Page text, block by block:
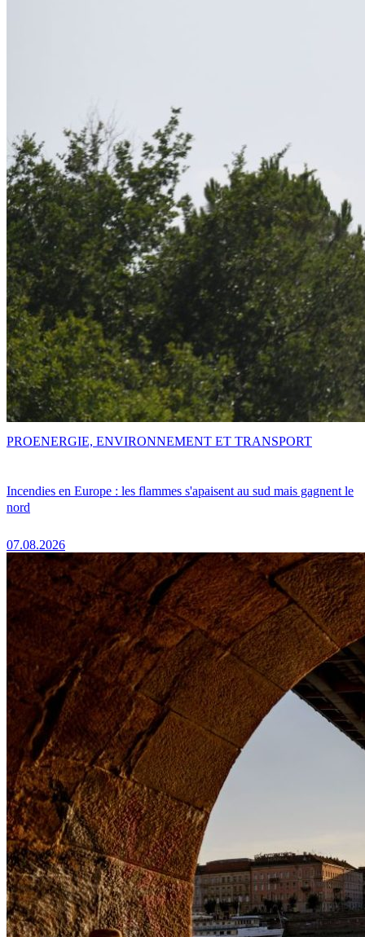
Incendies en Europe : les flammes s'apaisent au sud mais gagnent le
nord
07.08.2026
PROENERGIE, ENVIRONNEMENT ET TRANSPORT